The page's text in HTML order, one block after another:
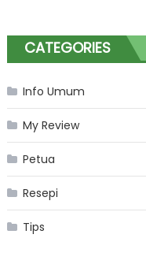
CATEGORIES
Info Umum
My Review
Petua
Resepi
Tips